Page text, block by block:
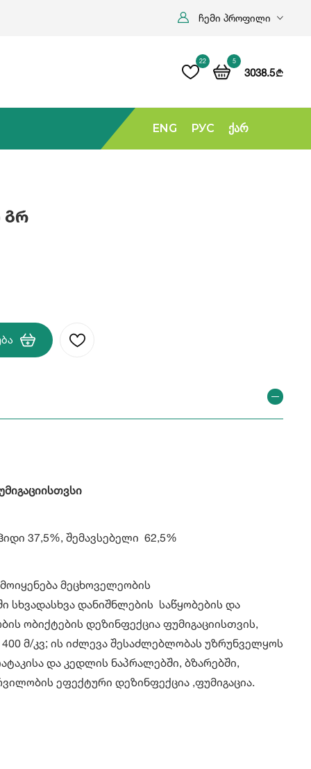
ჩემი პროფილი
22 5
3038.5b
ENG РУС Ქარ
Გრ
37,5%, შემავსებელი 62,5%
მეცხოველეობის
სხვადასხვა დანიშნლების საწყობების და
ობიქტების დეზინფექცია ფუმიგაციისთვის,
მ/კვ; ის იძლევა შესაძლებლობას უზრუნველყოს
და კედლის ნაპრალებში, ბზარებში,
ეფექტური დეზინფექცია ,ფუმიგაცია.